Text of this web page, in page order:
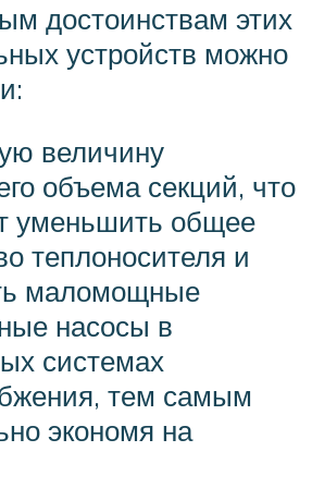
достоинствам этих
устройств можно
величину
объема секций, что
уменьшить общее
теплоносителя и
маломощные
насосы в
системах
тем самым
экономя на